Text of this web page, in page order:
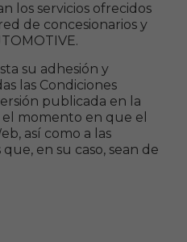
los servicios ofrecidos
de concesionarios y
su adhesión y
las Condiciones
publicada en la
momento en que el
así como a las
en su caso, sean de